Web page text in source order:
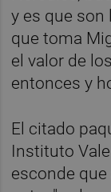
y es que son
que toma
el valor de
entonces y
El citado
Instituto
esconde